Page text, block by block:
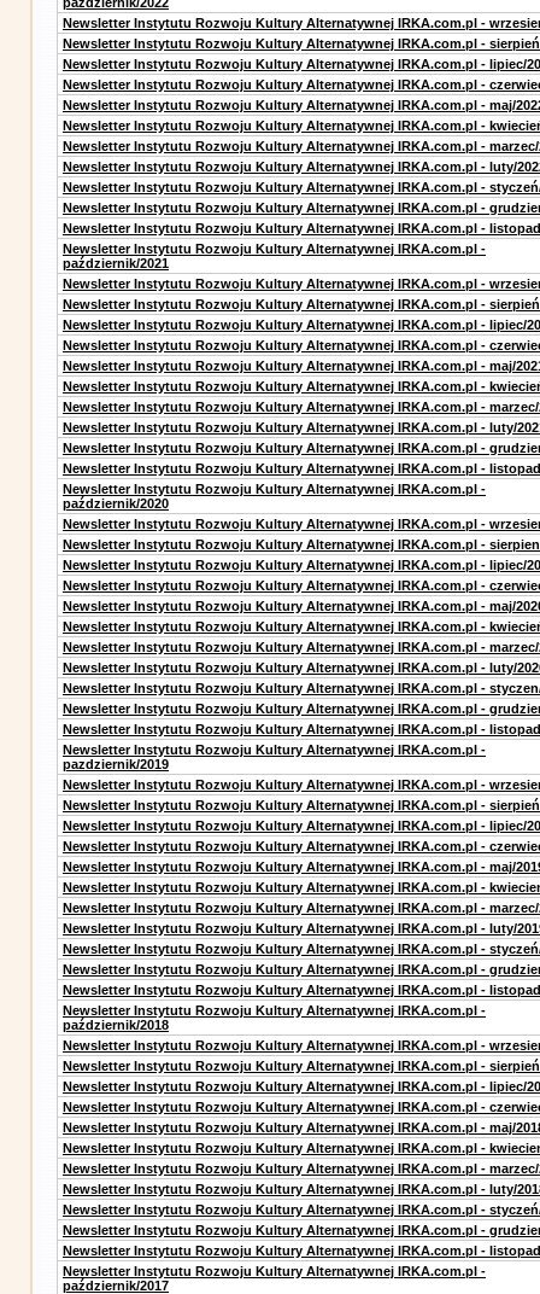
Newsletter Instytutu Rozwoju Kultury Alternatywnej IRKA.com.pl -
Newsletter Instytutu Rozwoju Kultury Alternatywnej IRKA.com.pl -
Newsletter Instytutu Rozwoju Kultury Alternatywnej IRKA.com.pl - lipiec/
Newsletter Instytutu Rozwoju Kultury Alternatywnej IRKA.com.pl -
Newsletter Instytutu Rozwoju Kultury Alternatywnej IRKA.com.pl - maj/
Newsletter Instytutu Rozwoju Kultury Alternatywnej IRKA.com.pl -
Newsletter Instytutu Rozwoju Kultury Alternatywnej IRKA.com.pl - marzec/
Newsletter Instytutu Rozwoju Kultury Alternatywnej IRKA.com.pl - luty/
Newsletter Instytutu Rozwoju Kultury Alternatywnej IRKA.com.pl -
Newsletter Instytutu Rozwoju Kultury Alternatywnej IRKA.com.pl -
Newsletter Instytutu Rozwoju Kultury Alternatywnej IRKA.com.pl -
Newsletter Instytutu Rozwoju Kultury Alternatywnej IRKA.com.pl -
październik/2021
Newsletter Instytutu Rozwoju Kultury Alternatywnej IRKA.com.pl -
Newsletter Instytutu Rozwoju Kultury Alternatywnej IRKA.com.pl -
Newsletter Instytutu Rozwoju Kultury Alternatywnej IRKA.com.pl - lipiec/
Newsletter Instytutu Rozwoju Kultury Alternatywnej IRKA.com.pl -
Newsletter Instytutu Rozwoju Kultury Alternatywnej IRKA.com.pl - maj/
Newsletter Instytutu Rozwoju Kultury Alternatywnej IRKA.com.pl -
Newsletter Instytutu Rozwoju Kultury Alternatywnej IRKA.com.pl - marzec/
Newsletter Instytutu Rozwoju Kultury Alternatywnej IRKA.com.pl - luty/
Newsletter Instytutu Rozwoju Kultury Alternatywnej IRKA.com.pl -
Newsletter Instytutu Rozwoju Kultury Alternatywnej IRKA.com.pl -
Newsletter Instytutu Rozwoju Kultury Alternatywnej IRKA.com.pl -
październik/2020
Newsletter Instytutu Rozwoju Kultury Alternatywnej IRKA.com.pl -
Newsletter Instytutu Rozwoju Kultury Alternatywnej IRKA.com.pl -
Newsletter Instytutu Rozwoju Kultury Alternatywnej IRKA.com.pl - lipiec/
Newsletter Instytutu Rozwoju Kultury Alternatywnej IRKA.com.pl -
Newsletter Instytutu Rozwoju Kultury Alternatywnej IRKA.com.pl - maj/
Newsletter Instytutu Rozwoju Kultury Alternatywnej IRKA.com.pl -
Newsletter Instytutu Rozwoju Kultury Alternatywnej IRKA.com.pl - marzec/
Newsletter Instytutu Rozwoju Kultury Alternatywnej IRKA.com.pl - luty/
Newsletter Instytutu Rozwoju Kultury Alternatywnej IRKA.com.pl -
Newsletter Instytutu Rozwoju Kultury Alternatywnej IRKA.com.pl -
Newsletter Instytutu Rozwoju Kultury Alternatywnej IRKA.com.pl -
Newsletter Instytutu Rozwoju Kultury Alternatywnej IRKA.com.pl -
pazdziernik/2019
Newsletter Instytutu Rozwoju Kultury Alternatywnej IRKA.com.pl -
Newsletter Instytutu Rozwoju Kultury Alternatywnej IRKA.com.pl -
Newsletter Instytutu Rozwoju Kultury Alternatywnej IRKA.com.pl - lipiec/
Newsletter Instytutu Rozwoju Kultury Alternatywnej IRKA.com.pl -
Newsletter Instytutu Rozwoju Kultury Alternatywnej IRKA.com.pl - maj/
Newsletter Instytutu Rozwoju Kultury Alternatywnej IRKA.com.pl -
Newsletter Instytutu Rozwoju Kultury Alternatywnej IRKA.com.pl - marzec/
Newsletter Instytutu Rozwoju Kultury Alternatywnej IRKA.com.pl - luty/
Newsletter Instytutu Rozwoju Kultury Alternatywnej IRKA.com.pl -
Newsletter Instytutu Rozwoju Kultury Alternatywnej IRKA.com.pl -
Newsletter Instytutu Rozwoju Kultury Alternatywnej IRKA.com.pl -
Newsletter Instytutu Rozwoju Kultury Alternatywnej IRKA.com.pl -
październik/2018
Newsletter Instytutu Rozwoju Kultury Alternatywnej IRKA.com.pl -
Newsletter Instytutu Rozwoju Kultury Alternatywnej IRKA.com.pl -
Newsletter Instytutu Rozwoju Kultury Alternatywnej IRKA.com.pl - lipiec/
Newsletter Instytutu Rozwoju Kultury Alternatywnej IRKA.com.pl -
Newsletter Instytutu Rozwoju Kultury Alternatywnej IRKA.com.pl - maj/
Newsletter Instytutu Rozwoju Kultury Alternatywnej IRKA.com.pl -
Newsletter Instytutu Rozwoju Kultury Alternatywnej IRKA.com.pl - marzec/
Newsletter Instytutu Rozwoju Kultury Alternatywnej IRKA.com.pl - luty/
Newsletter Instytutu Rozwoju Kultury Alternatywnej IRKA.com.pl -
Newsletter Instytutu Rozwoju Kultury Alternatywnej IRKA.com.pl -
Newsletter Instytutu Rozwoju Kultury Alternatywnej IRKA.com.pl -
Newsletter Instytutu Rozwoju Kultury Alternatywnej IRKA.com.pl -
październik/2017